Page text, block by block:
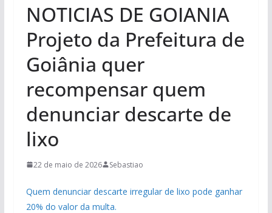
NOTICIAS DE GOIANIA
Projeto da Prefeitura de
Goiânia quer
recompensar quem
denunciar descarte de
lixo
22 de maio de 2026 Sebastiao
Quem denunciar descarte irregular de lixo pode ganhar
20% do valor da multa.